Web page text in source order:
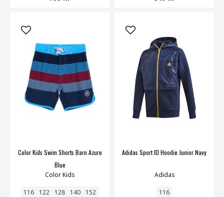
Color Kids Swim Shorts Barn Azure
Blue
Color Kids
116 122 128 140 152
Adidas Sport ID Hoodie Junior Navy
Adidas
116